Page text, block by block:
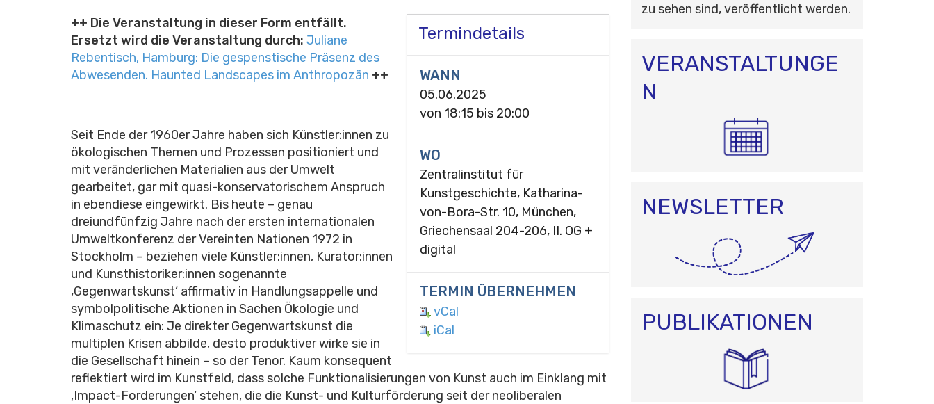
Termindetails
WANN
05.06.2025
von 18:15 bis 20:00
WO
Zentralinstitut für
Kunstgeschichte, Katharina-
von-Bora-Str. 10, München,
Griechensaal 204-206, II. OG +
digital
TERMIN ÜBERNEHMEN
vCal
iCal
++ Die Veranstaltung in dieser Form entfällt.
Ersetzt wird die Veranstaltung durch: Juliane
Rebentisch, Hamburg: Die gespenstische Präsenz des
Abwesenden. Haunted Landscapes im Anthropozän ++
Seit Ende der 1960er Jahre haben sich Künstler:innen zu
ökologischen Themen und Prozessen positioniert und
mit veränderlichen Materialien aus der Umwelt
gearbeitet, gar mit quasi-konservatorischem Anspruch
in ebendiese eingewirkt. Bis heute – genau
dreiundfünfzig Jahre nach der ersten internationalen
Umweltkonferenz der Vereinten Nationen 1972 in
Stockholm – beziehen viele Künstler:innen, Kurator:innen
und Kunsthistoriker:innen sogenannte
‚Gegenwartskunst‘ affirmativ in Handlungsappelle und
symbolpolitische Aktionen in Sachen Ökologie und
Klimaschutz ein: Je direkter Gegenwartskunst die
multiplen Krisen abbilde, desto produktiver wirke sie in
die Gesellschaft hinein – so der Tenor. Kaum konsequent
reflektiert wird im Kunstfeld, dass solche Funktionalisierungen von Kunst auch im Einklang mit
‚Impact-Forderungen‘ stehen, die die Kunst- und Kulturförderung seit der neoliberalen
zu sehen sind, veröffentlicht werden.
VERANSTALTUNGE
N
NEWSLETTER
PUBLIKATIONEN